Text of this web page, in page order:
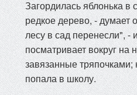
Загордилась яблонька в
редкое дерево, - думает
лесу в сад перенесли", -
посматривает вокруг на
завязанные тряпочками;
попала в школу.